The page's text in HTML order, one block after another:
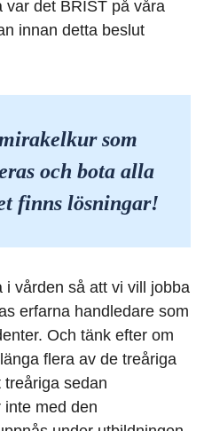
var det BRIST på våra
innan detta beslut
som
och bota alla
finns lösningar!
i vården så att vi vill jobba
erfarna handledare som
Och tänk efter om
flera av de treåriga
sedan
med den